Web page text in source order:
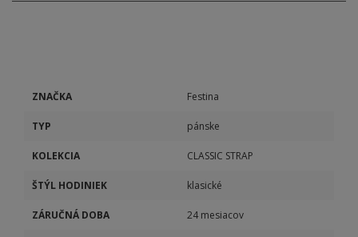
ZNAČKA Festina
TYP pánske
KOLEKCIA CLASSIC STRAP
ŠTÝL HODINIEK klasické
ZÁRUČNÁ DOBA 24 mesiacov